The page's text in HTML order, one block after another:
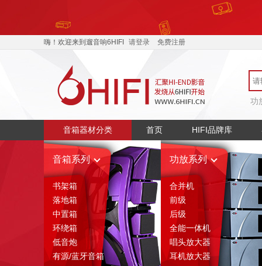
嗨！欢迎来到遛音响6HIFI 请登录 免费注册
功
音箱器材分类 首页 HIFI品牌库
音箱系列
书架箱
落地箱
中置箱
环绕箱
低音炮
有源/蓝牙音箱
功放系列
合并机
前级
后级
全能一体机
唱头放大器
耳机放大器